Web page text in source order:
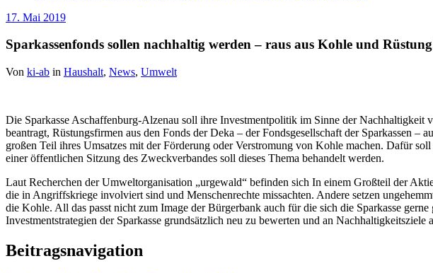
17. Mai 2019
Sparkassenfonds sollen nachhaltig werden – raus aus Kohle und
Von ki-ab in Haushalt, News, Umwelt
Die Sparkasse Aschaffenburg-Alzenau soll ihre Investmentpolitik im Sinne der Nachhaltigkeit
beantragt, Rüstungsfirmen aus den Fonds der Deka – der Fondsgesellschaft der Sparkassen
großen Teil ihres Umsatzes mit der Förderung oder Verstromung von Kohle machen. Dafür
einer öffentlichen Sitzung des Zweckverbandes soll dieses Thema behandelt werden.
Laut Recherchen der Umweltorganisation „urgewald“ befinden sich In einem Großteil der
die in Angriffskriege involviert sind und Menschenrechte missachten. Andere setzen
die Kohle. All das passt nicht zum Image der Bürgerbank auch für die sich die Sparkasse
Investmentstrategien der Sparkasse grundsätzlich neu zu bewerten und an Nachhaltigkeitsziele
Beitragsnavigation